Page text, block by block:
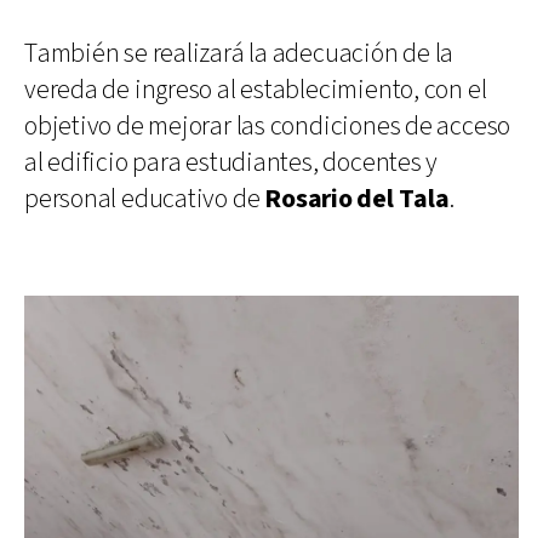
También se realizará la adecuación de la
vereda de ingreso al establecimiento, con el
objetivo de mejorar las condiciones de acceso
al edificio para estudiantes, docentes y
personal educativo de Rosario del Tala.